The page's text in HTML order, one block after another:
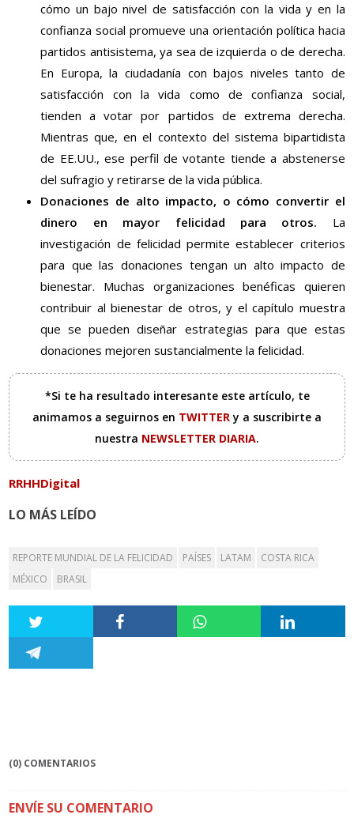
cómo un bajo nivel de satisfacción con la vida y en la
confianza social promueve una orientación política hacia
partidos antisistema, ya sea de izquierda o de derecha.
En Europa, la ciudadanía con bajos niveles tanto de
satisfacción con la vida como de confianza social,
tienden a votar por partidos de extrema derecha.
Mientras que, en el contexto del sistema bipartidista
de EE.UU., ese perfil de votante tiende a abstenerse
del sufragio y retirarse de la vida pública.
Donaciones de alto impacto, o cómo convertir el
dinero en mayor felicidad para otros. La
investigación de felicidad permite establecer criterios
para que las donaciones tengan un alto impacto de
bienestar. Muchas organizaciones benéficas quieren
contribuir al bienestar de otros, y el capítulo muestra
que se pueden diseñar estrategias para que estas
donaciones mejoren sustancialmente la felicidad.
*Si te ha resultado interesante este artículo, te
animamos a seguirnos en TWITTERy a suscribirte a
nuestra NEWSLETTER DIARIA.
RRHHDigital
LO MÁS LEÍDO
REPORTE MUNDIAL DE LA FELICIDAD PAÍSES LATAM
COSTA RICA
MÉXICO
BRASIL
(0) COMENTARIOS
ENVÍE SU COMENTARIO